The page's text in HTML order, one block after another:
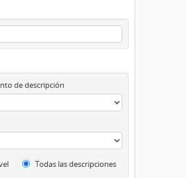
de descripción
Todas las descripciones